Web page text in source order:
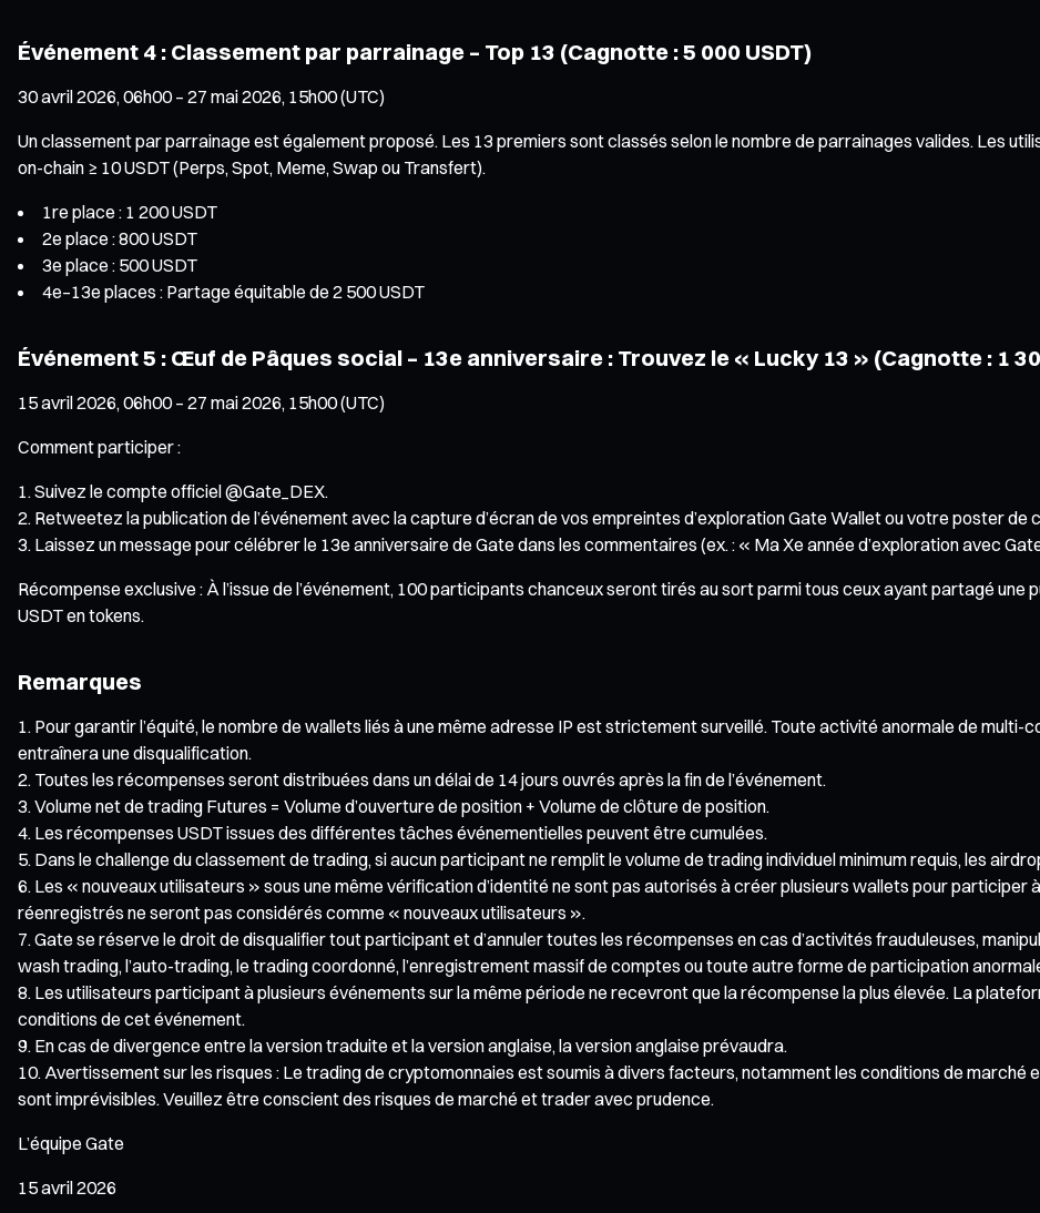
Événement 4 : Classement par parrainage – Top 13 (Cagnotte : 5 000 USDT)
30 avril 2026, 06h00 – 27 mai 2026, 15h00 (UTC)
Un classement par parrainage est également proposé. Les 13 premiers sont classés selon le nombre de parrainages valides. Les
on-chain ≥ 10 USDT (Perps, Spot, Meme, Swap ou Transfert).
1re place : 1 200 USDT
2e place : 800 USDT
3e place : 500 USDT
4e–13e places : Partage équitable de 2 500 USDT
Événement 5 : Œuf de Pâques social – 13e anniversaire : Trouvez le « Lucky 13 » (Cagnotte : 1
15 avril 2026, 06h00 – 27 mai 2026, 15h00 (UTC)
Comment participer :
Suivez le compte officiel @Gate_DEX.
Retweetez la publication de l’événement avec la capture d’écran de vos empreintes d’exploration Gate Wallet ou votre poster de
Laissez un message pour célébrer le 13e anniversaire de Gate dans les commentaires (ex. : « Ma Xe année d’exploration avec
Récompense exclusive : À l’issue de l’événement, 100 participants chanceux seront tirés au sort parmi tous ceux ayant partagé une
USDT en tokens.
Remarques
Pour garantir l’équité, le nombre de wallets liés à une même adresse IP est strictement surveillé. Toute activité anormale de
entraînera une disqualification.
Toutes les récompenses seront distribuées dans un délai de 14 jours ouvrés après la fin de l’événement.
Volume net de trading Futures = Volume d’ouverture de position + Volume de clôture de position.
Les récompenses USDT issues des différentes tâches événementielles peuvent être cumulées.
Dans le challenge du classement de trading, si aucun participant ne remplit le volume de trading individuel minimum requis, les
Les « nouveaux utilisateurs » sous une même vérification d’identité ne sont pas autorisés à créer plusieurs wallets pour participer
réenregistrés ne seront pas considérés comme « nouveaux utilisateurs ».
Gate se réserve le droit de disqualifier tout participant et d’annuler toutes les récompenses en cas d’activités frauduleuses,
wash trading, l’auto-trading, le trading coordonné, l’enregistrement massif de comptes ou toute autre forme de participation
Les utilisateurs participant à plusieurs événements sur la même période ne recevront que la récompense la plus élevée. La
conditions de cet événement.
En cas de divergence entre la version traduite et la version anglaise, la version anglaise prévaudra.
Avertissement sur les risques : Le trading de cryptomonnaies est soumis à divers facteurs, notamment les conditions de
sont imprévisibles. Veuillez être conscient des risques de marché et trader avec prudence.
L’équipe Gate
15 avril 2026